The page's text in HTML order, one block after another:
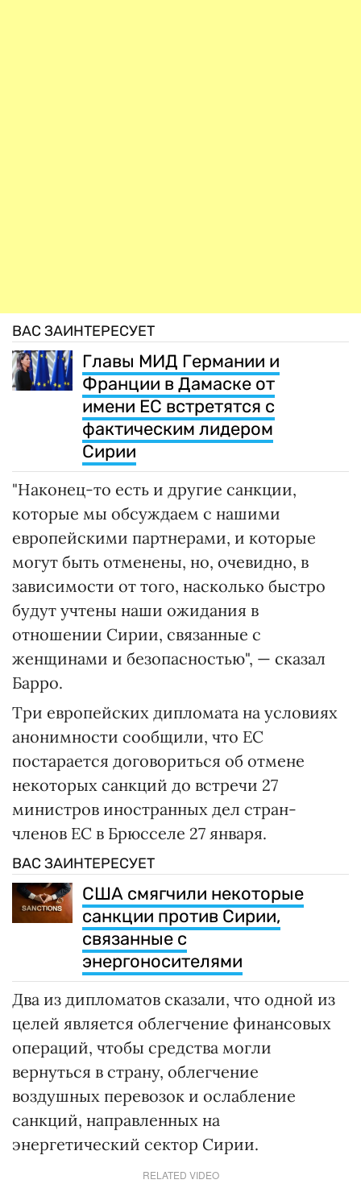
ВАС ЗАИНТЕРЕСУЕТ
Главы МИД Германии и
Франции в Дамаске от
имени ЕС встретятся с
фактическим лидером
Сирии
"Наконец-то есть и другие санкции,
которые мы обсуждаем с нашими
европейскими партнерами, и которые
могут быть отменены, но, очевидно, в
зависимости от того, насколько быстро
будут учтены наши ожидания в
отношении Сирии, связанные с
женщинами и безопасностью", — сказал
Барро.
Три европейских дипломата на условиях
анонимности сообщили, что ЕС
постарается договориться об отмене
некоторых санкций до встречи 27
министров иностранных дел стран-
членов ЕС в Брюсселе 27 января.
ВАС ЗАИНТЕРЕСУЕТ
США смягчили некоторые
санкции против Сирии,
связанные с
энергоносителями
Два из дипломатов сказали, что одной из
целей является облегчение финансовых
операций, чтобы средства могли
вернуться в страну, облегчение
воздушных перевозок и ослабление
санкций, направленных на
энергетический сектор Сирии.
RELATED VIDEO